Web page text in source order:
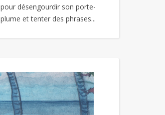
pour désengourdir son porte-
plume et tenter des phrases...